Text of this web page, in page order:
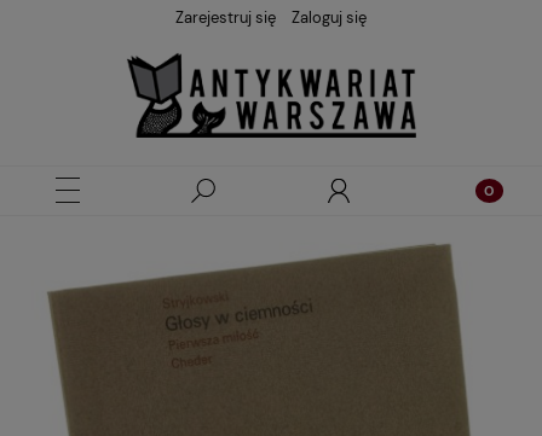
Zarejestruj się Zaloguj się